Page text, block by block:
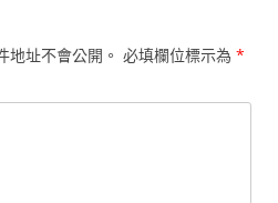
地址不會公開。 必填欄位標示為 *